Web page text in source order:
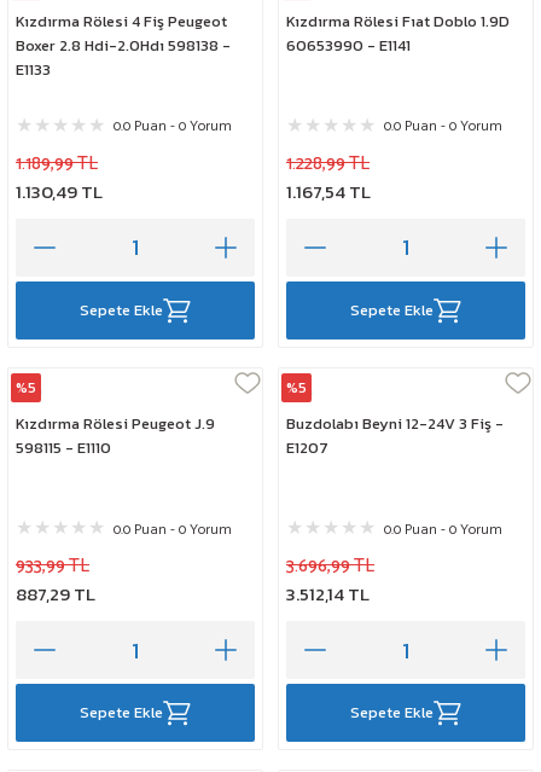
Kızdırma Rölesi 4 Fiş Peugeot
Boxer 2.8 Hdi-2.0Hdı 598138 -
E1133
0.0 Puan - 0 Yorum
1.189,99 TL
1.130,49 TL
Sepete Ekle
Kızdırma Rölesi Fıat Doblo 1.9D
60653990 - E1141
0.0 Puan - 0 Yorum
1.228,99 TL
1.167,54 TL
Sepete Ekle
%5
Elta
Kızdırma Rölesi Peugeot J.9
598115 - E1110
0.0 Puan - 0 Yorum
933,99 TL
887,29 TL
Sepete Ekle
%5
Elta
Buzdolabı Beyni 12-24V 3 Fiş -
E1207
0.0 Puan - 0 Yorum
3.696,99 TL
3.512,14 TL
Sepete Ekle